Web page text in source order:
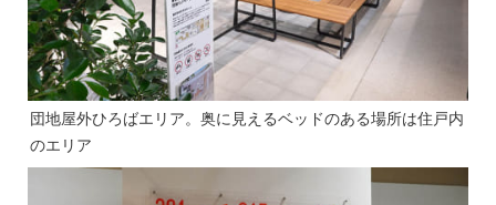
団地屋外ひろばエリア。奥に見えるベッドのある場所は住戸内
のエリア